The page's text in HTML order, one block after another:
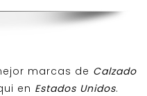
marcas de Calzado
en Estados Unidos.